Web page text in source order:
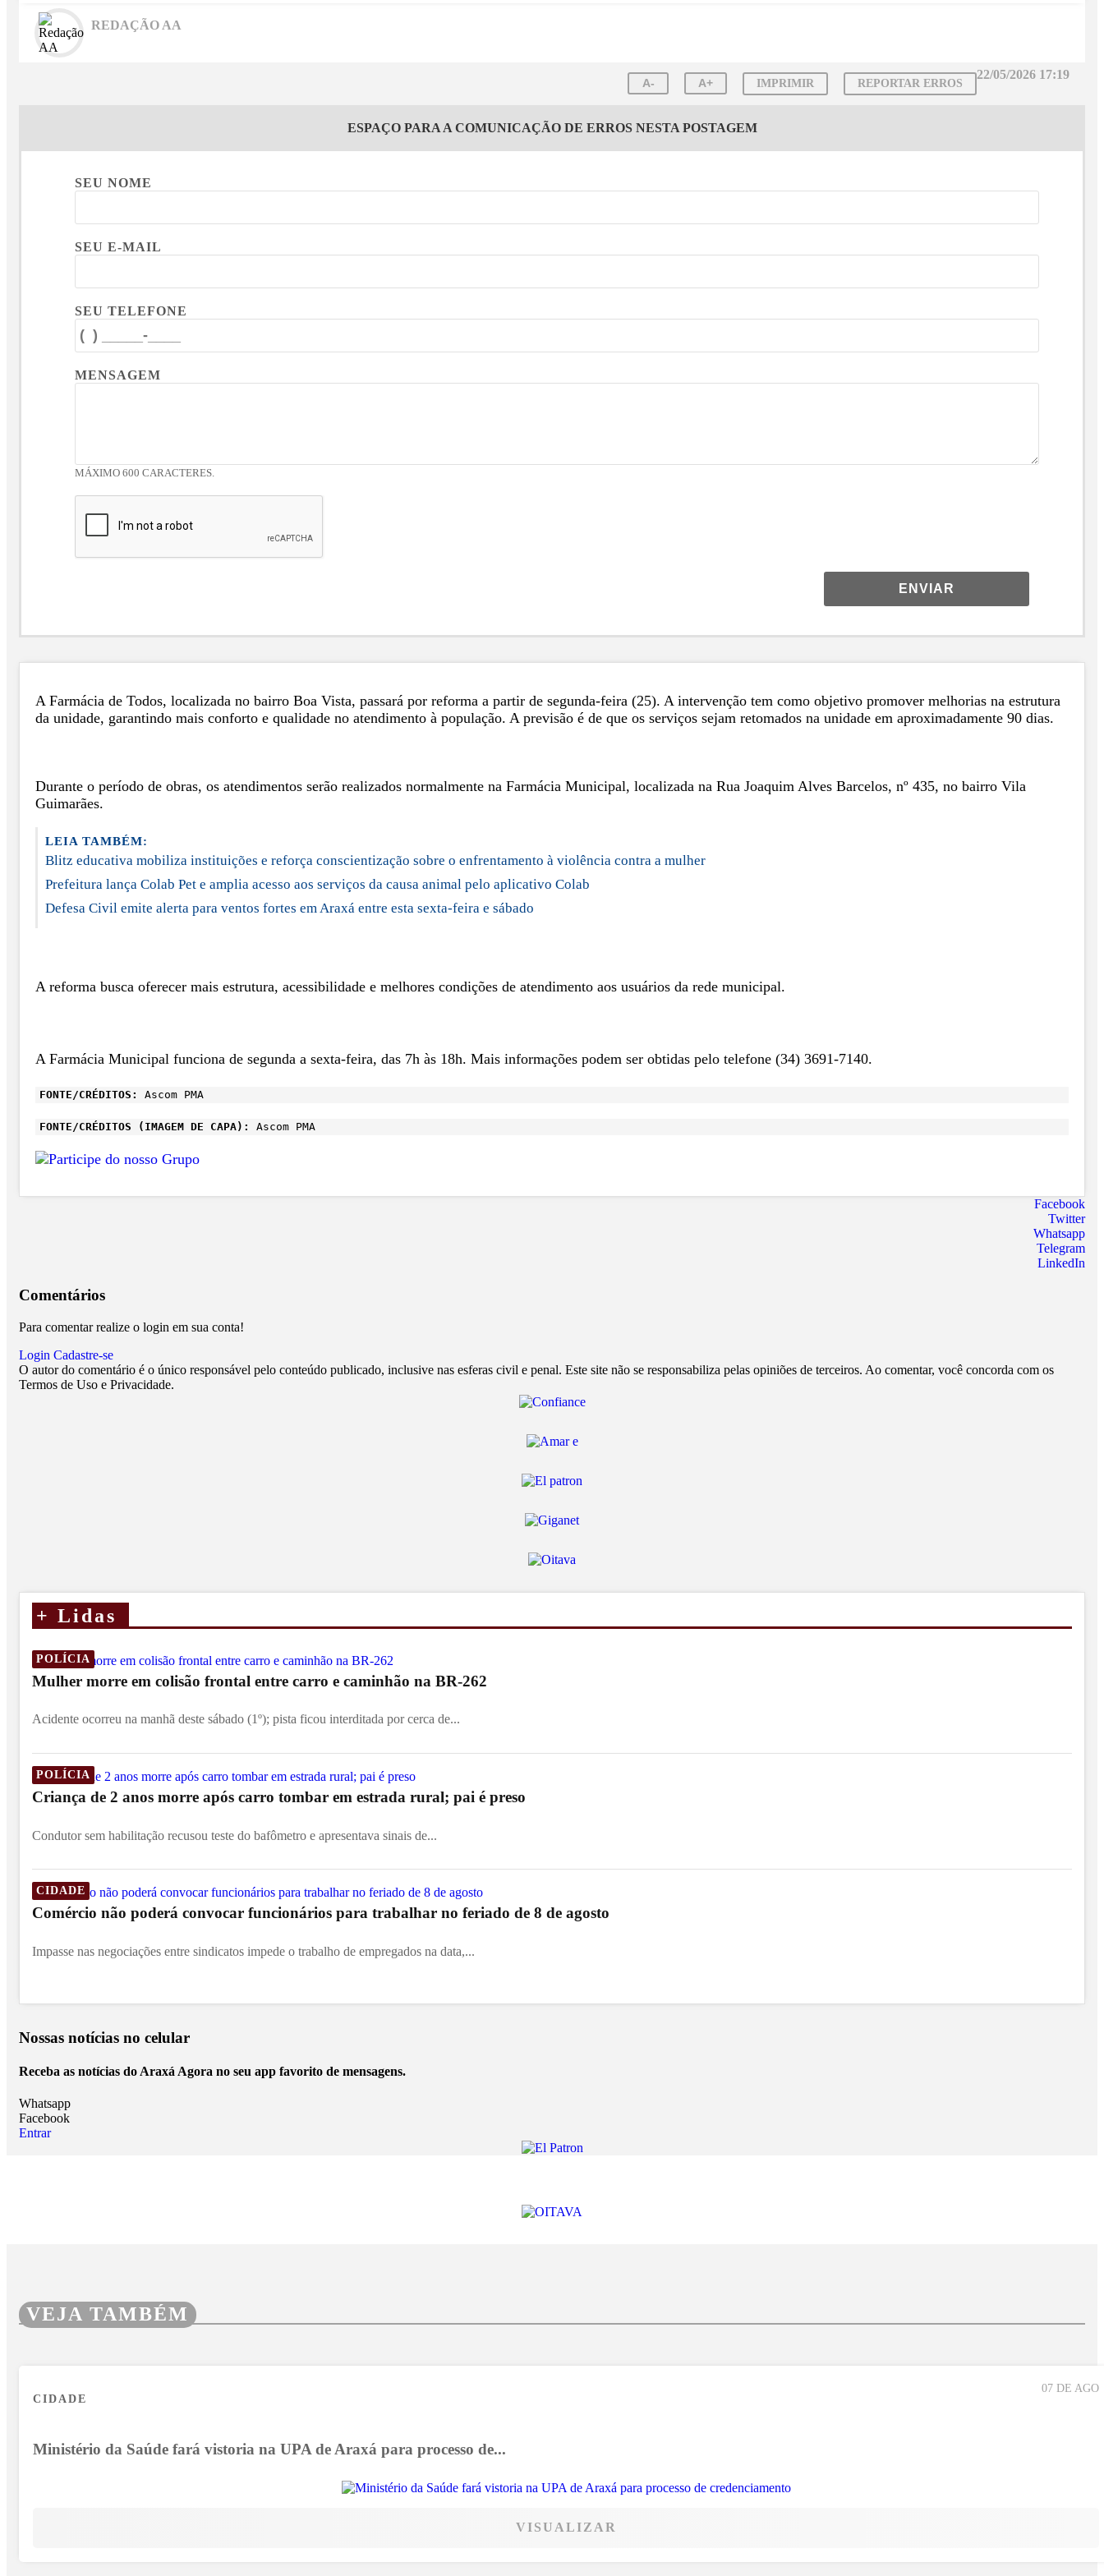
REDAÇÃO AA
22/05/2026 17:19
A- A+ IMPRIMIR REPORTAR ERROS
ESPAÇO PARA A COMUNICAÇÃO DE ERROS NESTA POSTAGEM
SEU NOME
SEU E-MAIL
SEU TELEFONE
MENSAGEM
MÁXIMO 600 CARACTERES.
ENVIAR
A Farmácia de Todos, localizada no bairro Boa Vista, passará por reforma a partir de segunda-feira (25). A intervenção tem como objetivo promover melhorias na estrutura
da unidade, garantindo mais conforto e qualidade no atendimento à população. A previsão é de que os serviços sejam retomados na unidade em aproximadamente 90 dias.
Durante o período de obras, os atendimentos serão realizados normalmente na Farmácia Municipal, localizada na Rua Joaquim Alves Barcelos, nº 435, no bairro Vila
Guimarães.
LEIA TAMBÉM:
Blitz educativa mobiliza instituições e reforça conscientização sobre o enfrentamento à violência contra a mulher
Prefeitura lança Colab Pet e amplia acesso aos serviços da causa animal pelo aplicativo Colab
Defesa Civil emite alerta para ventos fortes em Araxá entre esta sexta-feira e sábado
A reforma busca oferecer mais estrutura, acessibilidade e melhores condições de atendimento aos usuários da rede municipal.
A Farmácia Municipal funciona de segunda a sexta-feira, das 7h às 18h. Mais informações podem ser obtidas pelo telefone (34) 3691-7140.
FONTE/CRÉDITOS: Ascom PMA
FONTE/CRÉDITOS (IMAGEM DE CAPA): Ascom PMA
Facebook
Twitter
Whatsapp
Telegram
LinkedIn
Comentários
Para comentar realize o login em sua conta!
Login Cadastre-se
O autor do comentário é o único responsável pelo conteúdo publicado, inclusive nas esferas civil e penal. Este site não se responsabiliza pelas opiniões de terceiros. Ao comentar, você concorda com os
Termos de Uso e Privacidade.
+ Lidas
POLÍCIA
Mulher morre em colisão frontal entre carro e caminhão na BR-262
Acidente ocorreu na manhã deste sábado (1º); pista ficou interditada por cerca de...
POLÍCIA
Criança de 2 anos morre após carro tombar em estrada rural; pai é preso
Condutor sem habilitação recusou teste do bafômetro e apresentava sinais de...
CIDADE
Comércio não poderá convocar funcionários para trabalhar no feriado de 8 de agosto
Impasse nas negociações entre sindicatos impede o trabalho de empregados na data,...
Nossas notícias no celular
Receba as notícias do Araxá Agora no seu app favorito de mensagens.
Whatsapp
Facebook
Entrar
VEJA TAMBÉM
07 DE AGO
CIDADE
Ministério da Saúde fará vistoria na UPA de Araxá para processo de...
VISUALIZAR